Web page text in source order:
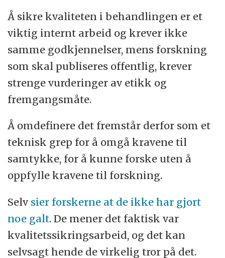
Å sikre kvaliteten i behandlingen er et
viktig internt arbeid og krever ikke
samme godkjennelser, mens forskning
som skal publiseres offentlig, krever
strenge vurderinger av etikk og
fremgangsmåte.
Å omdefinere det fremstår derfor som et
teknisk grep for å omgå kravene til
samtykke, for å kunne forske uten å
oppfylle kravene til forskning.
Selv sier forskerne at de ikke har gjort
noe galt. De mener det faktisk var
kvalitetssikringsarbeid, og det kan
selvsagt hende de virkelig tror på det.